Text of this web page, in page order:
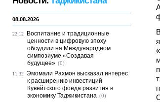
08.08.2026
22:12
Воспитание и традиционные
ценности в цифровую эпоху
обсудили на Международном
симпозиуме «Создавая
будущее» (0)
11:32 Эмомали Рахмон высказал интерес
к расширению инвестиций
Кувейтского фонда развития в
экономику Таджикистана (0)